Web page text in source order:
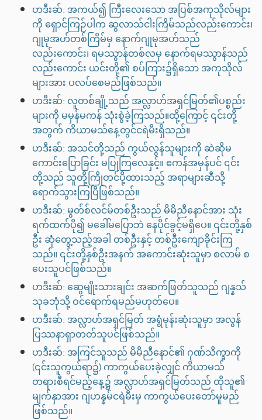
ဟဒီးဆ်: အကယ်၍ ကြီးလေးသော အပြစ်အကုသိုလ်များ
ကို ရှောင်ကြဉ်ပါက ဆွလာသ်ငါးကြိမ်သည်လည်းကောင်း၊
ဂျုမုအဟ်တစ်ကြိမ်မှ နောက်ဂျုမုအဟ်သည်
လည်းကောင်း၊ ရမဿွာန်တစ်လမှ နောက်ရမဿွာန်သည်
လည်းကောင်း ယင်းတို့၏ စပ်ကြား၌ရှိသော အကုသိုလ်
များအား ပလပ်စေမည်ဖြစ်သည်။
ဟဒီးဆ်: လူတစ်ချို့သည် အလ္လာဟ်အရှင်မြတ်၏ပစ္စည်း
များကို မမှန်မကန် သုံးစွဲခဲ့ကြသည်။ထို့ကြောင့် ၎င်းတို့
အတွက် ကိယာမသ်နေ့တွင်ငရဲမီးရှိသည်။
ဟဒီးဆ်: အသင်တို့သည် ကွယ်လွန်သူများကို ဆဲဆိုမ
ကောင်းပြောခြင်း မပြုကြလေနှင့်။ ဧကန်အမှန်ပင် ၎င်း
တို့သည် သူတို့ကြိုတင်ပို့ထားသည့် အရာများဆီသို့
ရောက်သွားကြပြီဖြစ်သည်။
ဟဒီးဆ်: မွတ်စ်လင်မ်တစ်ဦးသည် မိမိညီနောင်အား သုံး
ရက်ထက်ပို၍ မခေါ်မပြောဘဲ နေပိုင်ခွင့်မရှိပေ။ ၎င်းတို့နှစ်
ဦး ဆုံတွေ့သည့်အခါ တစ်ဦးနှင့် တစ်ဦးကျောခိုင်းကြ
သည်။ ၎င်းတို့နှစ်ဦးအနက် အကောင်းဆုံးသူမှာ စလာမ် စ
ပေးသူပင်ဖြစ်သည်။
ဟဒီးဆ်: ဆွေမျိုးသားချင်း အဆက်ဖြတ်သူသည် ဂျန္နသ်
သုခဘုံသို့ ဝင်ရောက်ရမည်မဟုတ်ပေ။
ဟဒီးဆ်: အလ္လာဟ်အရှင်မြတ် အရွံမုန်းဆုံးသူမှာ အလွန်
ပြဿနာရှာတတ်သူပင်ဖြစ်သည်။
ဟဒီးဆ်: အကြင်သူသည် မိမိညီနောင်၏ ဂုဏ်သိက္ခာကို
(၎င်းသူကွယ်ရာ၌) ကာကွယ်ပေးခဲ့လျှင် ကိယာမသ်
တရားစီရင်မည့်နေ့၌ အလ္လာဟ်အရှင်မြတ်သည် ထိုသူ၏
မျက်နှာအား ဂျဟန္နမ်ငရဲမီးမှ ကာကွယ်ပေးတော်မူမည်
ဖြစ်သည်။